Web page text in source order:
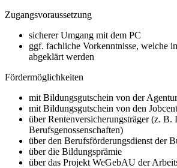
Zugangsvoraussetzung
sicherer Umgang mit dem PC
ggf. fachliche Vorkenntnisse, welche
abgeklärt werden
Fördermöglichkeiten
mit Bildungsgutschein von der
mit Bildungsgutschein von den
über Rentenversicherungsträger (z.
Berufsgenossenschaften)
über den Berufsförderungsdienst der
über die Bildungsprämie
über das Projekt WeGebAU der